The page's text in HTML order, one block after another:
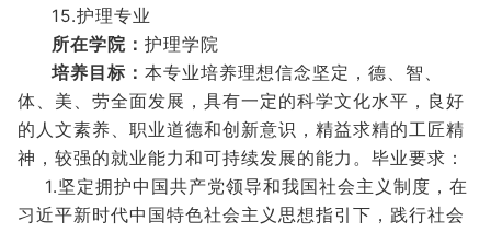
15.护理专业
所在学院： 护理学院
培养目标： 本专业培养理想信念坚定，德、智、
体、美、劳全面发展，具有一定的科学文化水平，良好
的人文素养、职业道德和创新意识，精益求精的工匠精
神，较强的就业能力和可持续发展的能力。毕业要求：
1.坚定拥护中国共产党领导和我国社会主义制度，在
习近平新时代中国特色社会主义思想指引下，践行社会